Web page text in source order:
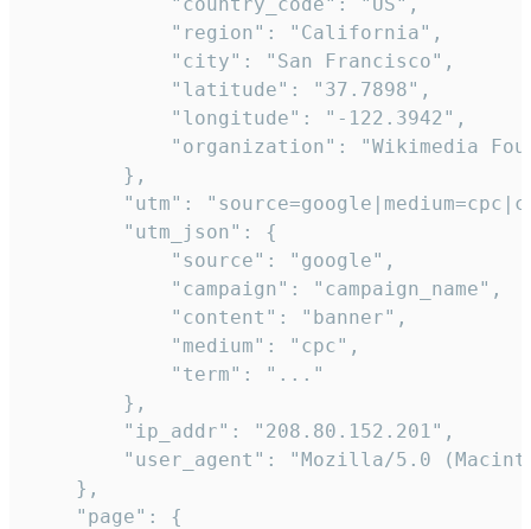
            "region": "California",
            "city": "San Francisco",
            "latitude": "37.7898",
            "longitude": "-122.3942",
"organization": "Wikimedia
        },
"utm":
        "utm_json": {
            "source": "google",
            "campaign": "campaign_name",
            "content": "banner",
            "medium": "cpc",
            "term": "..."
        },
        "ip_addr": "208.80.152.201",
"user_agent": "Mozilla/5.0
    },
    "page": {